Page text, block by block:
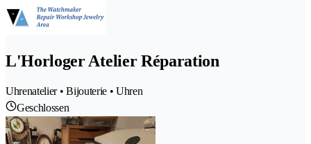
L'Horloger Atelier Réparation
Uhrenatelier • Bijouterie • Uhren
Geschlossen